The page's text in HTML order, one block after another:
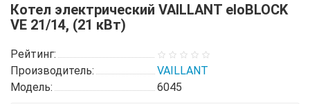
Котел электрический VAILLANT eloBLOCK
VE 21/14, (21 кВт)
Рейтинг:
Производитель:
VAILLANT
Модель:
6045